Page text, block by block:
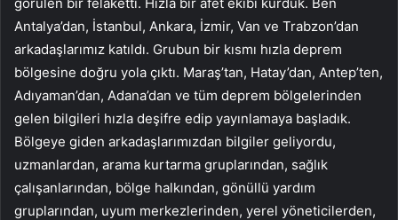
Antalya’dan, İstanbul, Ankara, İzmir, Van ve Trabzon’dan
arkadaşlarımız katıldı. Grubun bir kısmı hızla deprem
bölgesine doğru yola çıktı. Maraş’tan, Hatay’dan, Antep’ten,
Adıyaman’dan, Adana’dan ve tüm deprem bölgelerinden
gelen bilgileri hızla deşifre edip yayınlamaya başladık.
Bölgeye giden arkadaşlarımızdan bilgiler geliyordu,
uzmanlardan, arama kurtarma gruplarından, sağlık
çalışanlarından, bölge halkından, gönüllü yardım
gruplarından, uyum merkezlerinden, yerel yöneticilerden,